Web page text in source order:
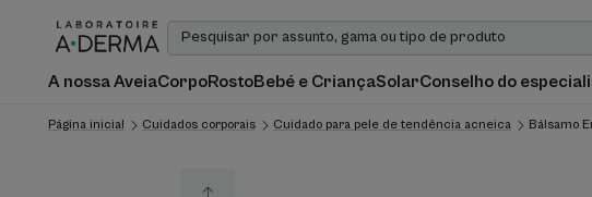
A nossa AveiaCorpoRostoBebé e CriançaSolarConselho do
Página inicial Cuidados corporais Cuidado para pele de tendência acneica Bálsamo